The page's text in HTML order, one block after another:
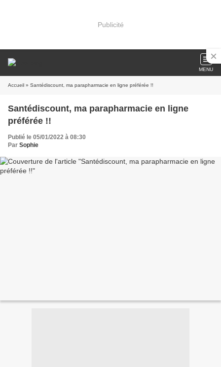
Publicité
MENU
Accueil » Santédiscount, ma parapharmacie en ligne préférée !!
Santédiscount, ma parapharmacie en ligne
préférée !!
Publié le 05/01/2022 à 08:30
Par Sophie